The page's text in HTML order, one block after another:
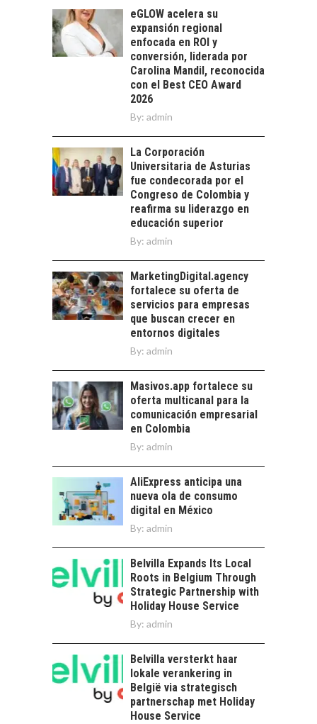
tecnológico de
América Latina:
avances y desafíos…
LA
TRANSFORMACIÓN
DE LOS RECURSOS
HUMANOS EN LAS
EMPRESAS
CHILENAS
estratégica de los
recursos humanos en
las empresas…
FINANCIAMIENTO
PARA PYMES EN
CHILE:
ALTERNATIVAS MÁS
ALLÁ DEL CRÉDITO
BANCARIO
Financiamiento para
pymes en Chile:
alternativas que
trascienden el
crédito…
EL CRECIMIENTO DE
LOS SERVICIOS
DIGITALES
EXPORTADOS DESDE
CHILE
servicios digitales en
Chile:…
eGLOW acelera su
expansión regional
enfocada en ROI y
conversión, liderada por
Carolina Mandil, reconocida
con el Best CEO Award
2026
By: admin
La Corporación
Universitaria de Asturias
fue condecorada por el
Congreso de Colombia y
reafirma su liderazgo en
educación superior
By: admin
MarketingDigital.agency
fortalece su oferta de
servicios para empresas
que buscan crecer en
entornos digitales
By: admin
Masivos.app fortalece su
oferta multicanal para la
comunicación empresarial
en Colombia
By: admin
AliExpress anticipa una
nueva ola de consumo
digital en México
By: admin
Belvilla Expands Its Local
Roots in Belgium Through
Strategic Partnership with
Holiday House Service
By: admin
Belvilla versterkt haar
lokale verankering in
België via strategisch
partnerschap met Holiday
House Service